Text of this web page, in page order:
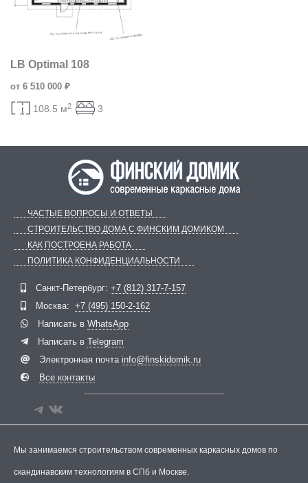
LB Optimal 108
от 6 510 000 ₽
108.5 м2 3
ЧАСТЫЕ ВОПРОСЫ И ОТВЕТЫ
СТРОИТЕЛЬСТВО ДОМА С ФИНСКИМ ДОМИКОМ
КАК ПОСТРОЕНА РАБОТА
ПОЛИТИКА КОНФИДЕНЦИАЛЬНОСТИ
Санкт-Петербург: +7 (812) 317-7-157
Москва: +7 (495) 150-2-162
Написать в WhatsApp
Написать в Telegram
Электронная почта info@finskidomik.ru
Все контакты
Мы занимаемся строительством современных каркасных домов по
скандинавским технологиям в СПб и Москве.